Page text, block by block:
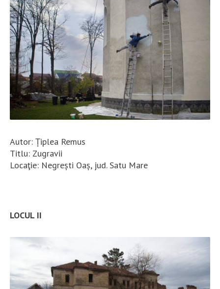
Autor: Țiplea Remus
Titlu: Zugravii
Locaţie: Negrești Oaș, jud. Satu Mare
LOCUL II